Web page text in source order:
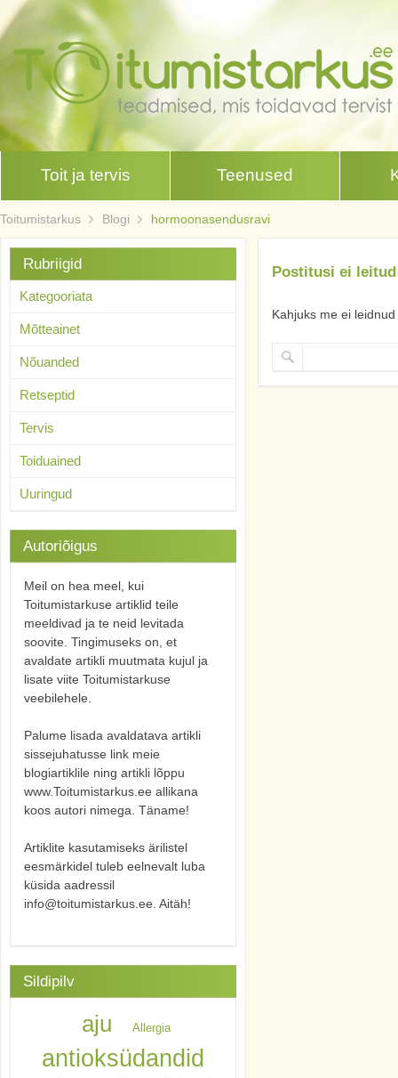
Toit ja tervis Teenused
Toitumistarkus Blogi hormoonasendusravi
Postitusi ei leitud
Kahjuks me ei
Rubriigid
Kategooriata
Mõtteainet
Nõuanded
Retseptid
Tervis
Toiduained
Uuringud
Autoriõigus
Meil on hea meel, kui
Toitumistarkuse artiklid teile
meeldivad ja te neid levitada
soovite. Tingimuseks on, et
avaldate artikli muutmata kujul ja
lisate viite Toitumistarkuse
veebilehele.
Palume lisada avaldatava artikli
sissejuhatusse link meie
blogiartiklile ning artikli lõppu
www.Toitumistarkus.ee allikana
koos autori nimega. Täname!
Artiklite kasutamiseks ärilistel
eesmärkidel tuleb eelnevalt luba
küsida aadressil
info@toitumistarkus.ee. Aitäh!
Sildipilv
aju Allergia
antioksüdandid